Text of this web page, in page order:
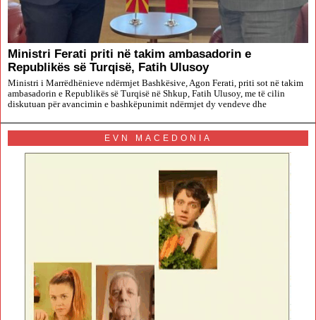
Ministri Ferati priti në takim ambasadorin e
Republikës së Turqisë, Fatih Ulusoy
Ministri i Marrëdhënieve ndërmjet Bashkësive, Agon Ferati, priti sot në takim
ambasadorin e Republikës së Turqisë në Shkup, Fatih Ulusoy, me të cilin
diskutuan për avancimin e bashkëpunimit ndërmjet dy vendeve dhe
EVN MACEDONIA